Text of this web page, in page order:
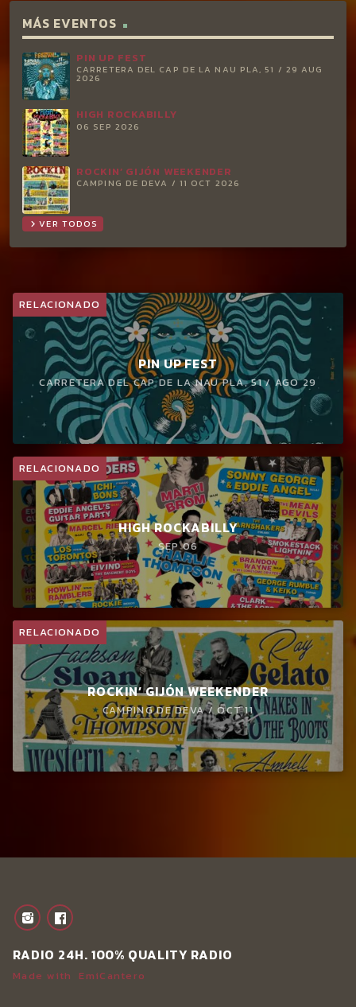
MÁS EVENTOS
PIN UP FEST
CARRETERA DEL CAP DE LA NAU PLA, 51 / 29 AUG
2026
HIGH ROCKABILLY
06 SEP 2026
ROCKIN’ GIJÓN WEEKENDER
CAMPING DE DEVA / 11 OCT 2026
chevron_rightVER TODOS
RELACIONADO
PIN UP FEST
CARRETERA DEL CAP DE LA NAU PLA, 51 / AGO 29
RELACIONADO
HIGH ROCKABILLY
SEP 06
RELACIONADO
ROCKIN’ GIJÓN WEEKENDER
CAMPING DE DEVA / OCT 11
RADIO 24H. 100% QUALITY RADIO
Made with EmiCantero